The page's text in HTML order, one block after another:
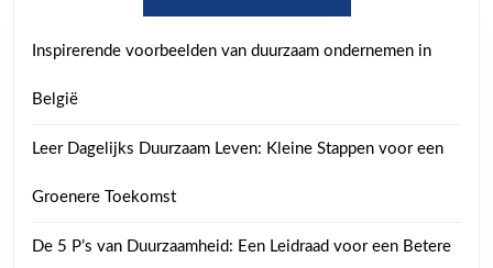
Inspirerende voorbeelden van duurzaam ondernemen in
België
Leer Dagelijks Duurzaam Leven: Kleine Stappen voor een
Groenere Toekomst
De 5 P’s van Duurzaamheid: Een Leidraad voor een Betere